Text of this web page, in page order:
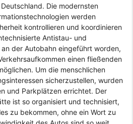
Die modernsten
werden
kontrollieren und koordinieren
Antistau- und
der Autobahn eingeführt worden,
einen fließenden
Um die menschlichen
sicherzustellen, wurden
und Parkplätzen errichtet. Der
ist so organisiert und technisiert,
zu bekommen, ohne ein Wort zu